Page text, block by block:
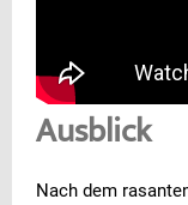
Ausblick
Nach dem